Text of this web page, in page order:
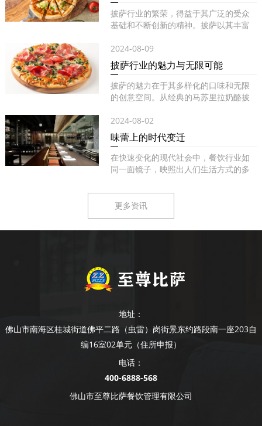
披萨行业的繁荣，得益于其广泛的受众
基础和不断创新的精神。披萨以其丰富
2024-08-09
披萨行业的魅力与无限可能
披萨的魅力在于其多样化的口味和无限
的创意空间。从经典的马苏里拉奶酪披
2024-08-02
味蕾上的时代变迁
在快速变化的现代社会中，餐饮行业如
同一面镜子，映照出人们生活方式的多
更多资讯
地址：
佛山市南海区桂城街道佛平二路（虫雷）岗街景东约路段南一座203自
编16室02单元（住所申报）
电话：
400-6888-568
佛山市至尊比萨餐饮管理有限公司